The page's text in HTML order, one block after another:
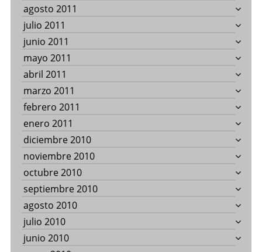
agosto 2011
julio 2011
junio 2011
mayo 2011
abril 2011
marzo 2011
febrero 2011
enero 2011
diciembre 2010
noviembre 2010
octubre 2010
septiembre 2010
agosto 2010
julio 2010
junio 2010